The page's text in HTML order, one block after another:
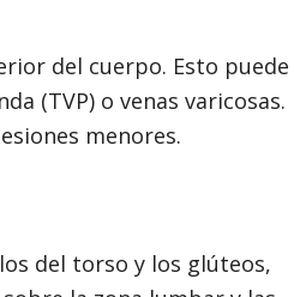
del cuerpo. Esto puede
(TVP) o venas varicosas.
menores.
del torso y los glúteos,